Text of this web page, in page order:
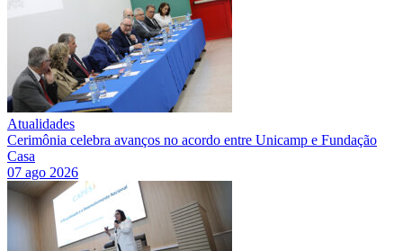
Atualidades
Cerimônia celebra avanços no acordo entre Unicamp e Fundação
Casa
07 ago 2026